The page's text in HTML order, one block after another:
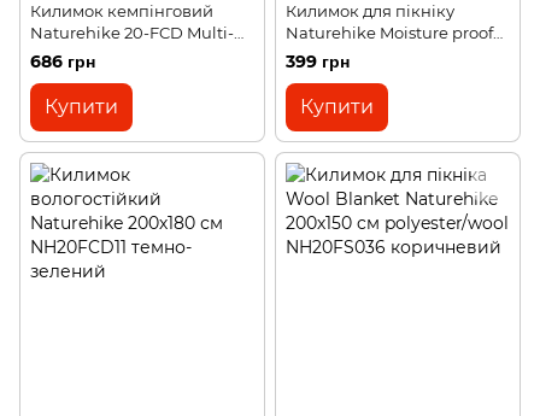
Килимок кемпінговий
Naturehike 20-FCD Multi-
function PE aluminum L
180х200 см NH20FCD03
silver
686 грн
Купити
Килимок для пікніку
Naturehike Moisture proof
camping picnic mat S
1200х700 мм NH17D050-B
black
399 грн
Купити